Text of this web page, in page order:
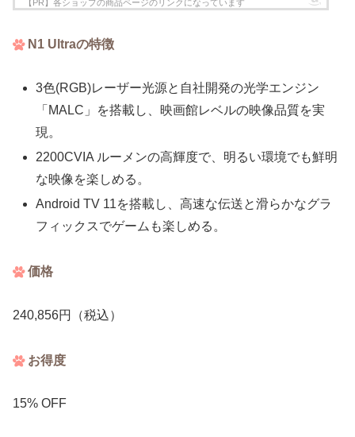
N1 Ultraの特徴
3色(RGB)レーザー光源と自社開発の光学エンジン
「MALC」を搭載し、映画館レベルの映像品質を実
現。
2200CVIA ルーメンの高輝度で、明るい環境でも鮮明
な映像を楽しめる。
Android TV 11を搭載し、高速な伝送と滑らかなグラ
フィックスでゲームも楽しめる。
価格
240,856円（税込）
お得度
15% OFF